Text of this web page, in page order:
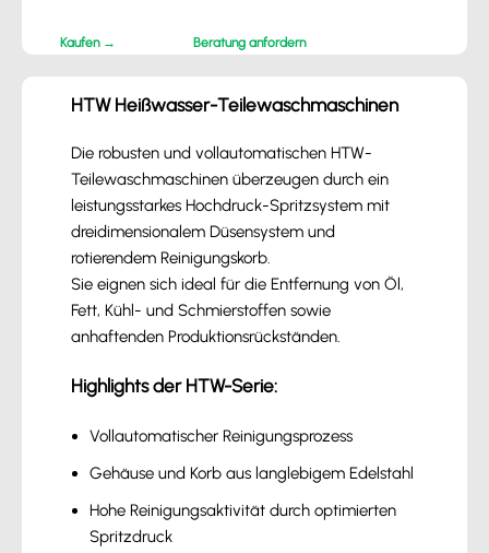
Kaufen → Beratung anfordern
HTW Heißwasser-Teilewaschmaschinen
Die robusten und vollautomatischen HTW-
Teilewaschmaschinen überzeugen durch ein
leistungsstarkes Hochdruck-Spritzsystem mit
dreidimensionalem Düsensystem und
rotierendem Reinigungskorb.
Sie eignen sich ideal für die Entfernung von Öl,
Fett, Kühl- und Schmierstoffen sowie
anhaftenden Produktionsrückständen.
Highlights der HTW-Serie:
Vollautomatischer Reinigungsprozess
Gehäuse und Korb aus langlebigem Edelstahl
Hohe Reinigungsaktivität durch optimierten
Spritzdruck